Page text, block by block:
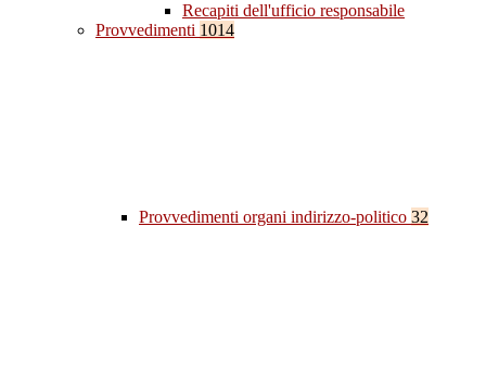
Recapiti dell'ufficio responsabile
Provvedimenti 1014
Provvedimenti organi indirizzo-politico 32